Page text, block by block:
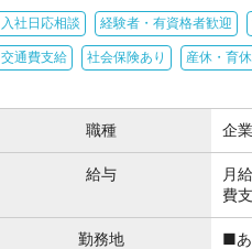
入社日応相談 経験者・有資格者歓迎
交通費支給 社会保険あり 産休・育
職種 企
給与
月
費
勤務地
■あ